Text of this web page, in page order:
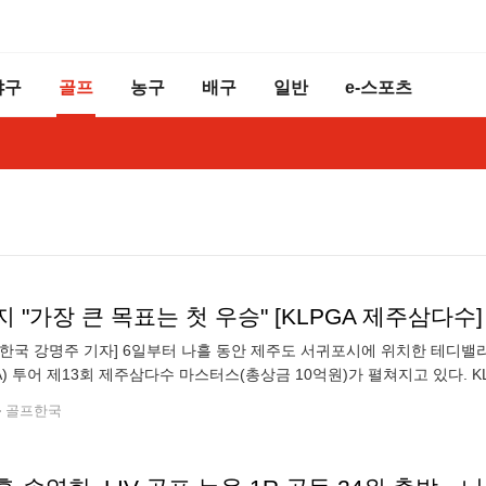
구 골프 농구 배구 일반 e-스포츠
"가장 큰 목표는 첫 우승" [KLPGA 제주삼다수]
강명주 기자] 6일부터 나흘 동안 제주도 서귀포시에 위치한 테디밸
투어 제13회 제주삼다수 마스터스(총상금 10억원)가 펼쳐지고 있다.
골프한국